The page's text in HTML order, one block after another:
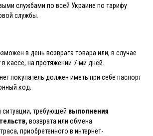
службами по всей Украине по тарифу
службы.
в день возврата товара или, в случае
в кассе, на протяжении 7-ми дней.
покупатель должен иметь при себе паспорт
код.
ситуации, требующей выполнения
возврата или обмена
приобретенного в интернет-